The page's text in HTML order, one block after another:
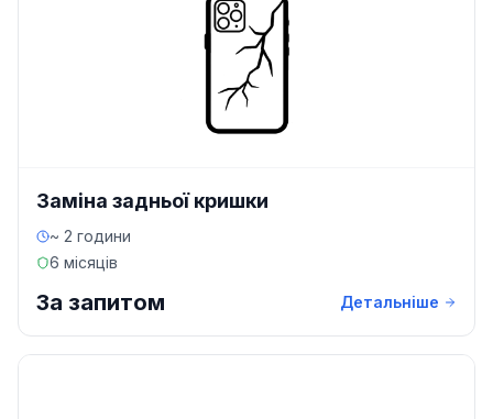
Заміна задньої кришки
~ 2 години
6 місяців
За запитом Детальніше